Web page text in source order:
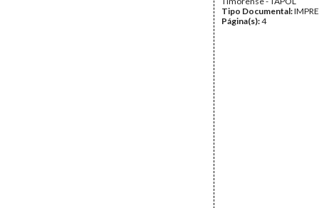
Tipo Documental:
Página(s):4